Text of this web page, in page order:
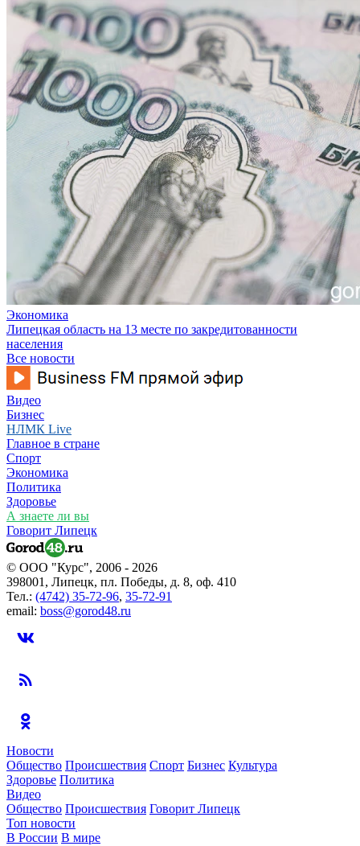
Экономика
Липецкая область на 13 месте по закредитованности
населения
Все новости
Видео
Бизнес
НЛМК Live
Главное в стране
Спорт
Экономика
Политика
Здоровье
А знаете ли вы
Говорит Липецк
© ООО "Курс", 2006 - 2026
398001, Липецк, пл. Победы, д. 8, оф. 410
Тел.: (4742) 35-72-96, 35-72-91
email: boss@gorod48.ru
Новости
Общество Происшествия Спорт Бизнес Культура
Здоровье Политика
Видео
Общество Происшествия Говорит Липецк
Топ новости
В России В мире